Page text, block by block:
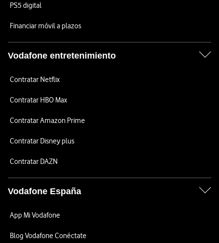
PS5 digital
Financiar móvil a plazos
Vodafone entretenimiento
Contratar Netflix
Contratar HBO Max
Contratar Amazon Prime
Contratar Disney plus
Contratar DAZN
Vodafone España
App Mi Vodafone
Blog Vodafone Conéctate